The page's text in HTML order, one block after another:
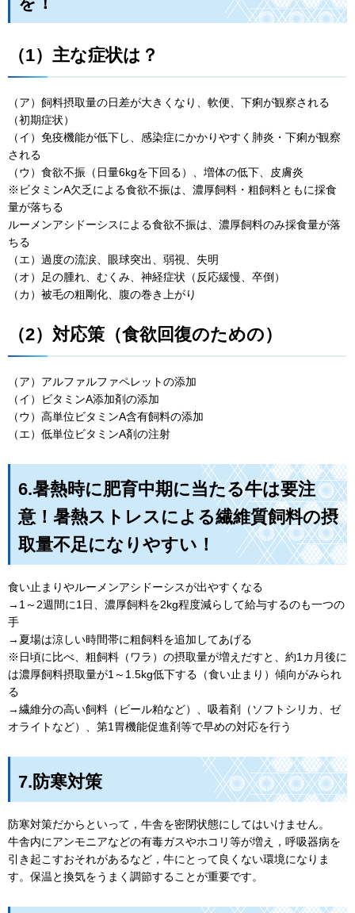
（1）主な症状は？
（ア）飼料摂取量の日差が大きくなり、軟便、下痢が観察される
（初期症状）
（イ）免疫機能が低下し、感染症にかかりやすく肺炎・下痢が観察
される
（ウ）食欲不振（日量6kgを下回る）、増体の低下、皮膚炎
※ビタミンA欠乏による食欲不振は、濃厚飼料・粗飼料ともに採食
量が落ちる
ルーメンアシドーシスによる食欲不振は、濃厚飼料のみ採食量が落
ちる
（エ）過度の流涙、眼球突出、弱視、失明
（オ）足の腫れ、むくみ、神経症状（反応緩慢、卒倒）
（カ）被毛の粗剛化、腹の巻き上がり
（2）対応策（食欲回復のための）
（ア）アルファルファペレットの添加
（イ）ビタミンA添加剤の添加
（ウ）高単位ビタミンA含有飼料の添加
（エ）低単位ビタミンA剤の注射
6.暑熱時に肥育中期に当たる牛は要注
意！暑熱ストレスによる繊維質飼料の摂
取量不足になりやすい！
食い止まりやルーメンアシドーシスが出やすくなる
→1～2週間に1日、濃厚飼料を2kg程度減らして給与するのも一つの
手
→夏場は涼しい時間帯に粗飼料を追加してあげる
※日頃に比べ、粗飼料（ワラ）の摂取量が増えだすと、約1カ月後に
は濃厚飼料摂取量が1～1.5kg低下する（食い止まり）傾向がみられ
る
→繊維分の高い飼料（ビール粕など）、吸着剤（ソフトシリカ、ゼ
オライトなど）、第1胃機能促進剤等で早めの対応を行う
7.防寒対策
防寒対策だからといって，牛舎を密閉状態にしてはいけません。
牛舎内にアンモニアなどの有毒ガスやホコリ等が増え，呼吸器病を
引き起こすおそれがあるなど，牛にとって良くない環境になりま
す。保温と換気をうまく調節することが重要です。